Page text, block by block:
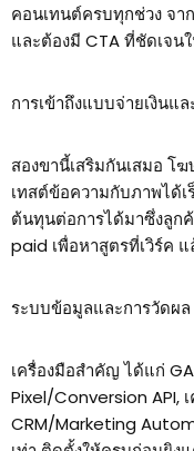
คอนเทนต์ครบทุกช่วง จ
และต้องมี CTA ที่ชัดเจน
การเข้าถึงแบบจ่ายเงินแ
สองขานี้เสริมกันเสมอ โ
เทสต์ข้อความกับภาพได้เ
ต้นทุนต่อการได้มาซึ่งลูก
paid เพื่อหาสูตรที่เวิร์ค
ระบบข้อมูลและการวัดผล
เครื่องมือสำคัญ ได้แก่
Pixel/Conversion API,
CRM/Marketing